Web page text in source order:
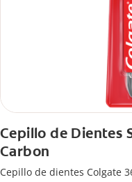
Cepillo de Dientes
Carbon
Cepillo de dientes Colgate